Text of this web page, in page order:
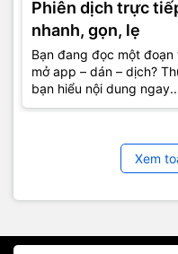
Phiên dịch trực
nhanh, gọn, lẹ
Bạn đang đọc một
mở app – dán – dịch?
bạn hiểu nội dung
Xem